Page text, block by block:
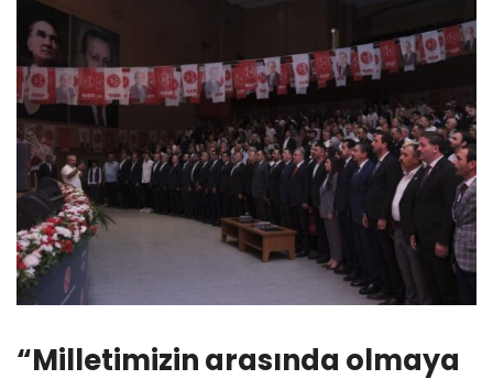
“Milletimizin arasında olmaya